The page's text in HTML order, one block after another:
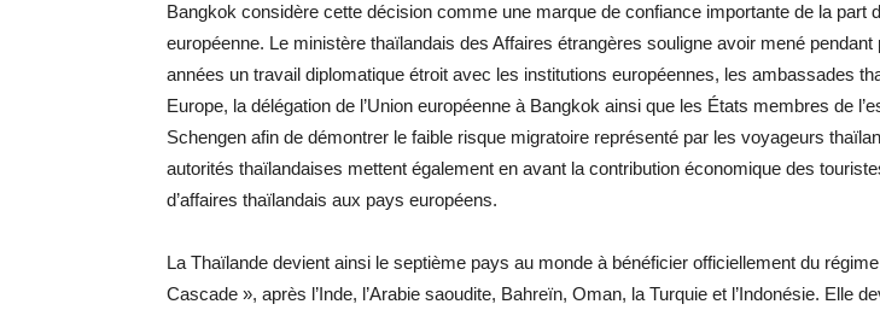
Bangkok considère cette décision comme une marque de confiance importante de la part
européenne. Le ministère thaïlandais des Affaires étrangères souligne avoir mené pendant
années un travail diplomatique étroit avec les institutions européennes, les ambassades
Europe, la délégation de l’Union européenne à Bangkok ainsi que les États membres de
Schengen afin de démontrer le faible risque migratoire représenté par les voyageurs
autorités thaïlandaises mettent également en avant la contribution économique des
d’affaires thaïlandais aux pays européens.
La Thaïlande devient ainsi le septième pays au monde à bénéficier officiellement du
Cascade », après l’Inde, l’Arabie saoudite, Bahreïn, Oman, la Turquie et l’Indonésie. Elle